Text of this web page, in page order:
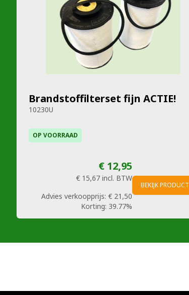
Brandstoffilterset fijn ACTIE!
10230U
OP VOORRAAD
€ 12,95
€ 15,67 incl. BTW
Advies verkoopprijs: € 21,50
Korting: 39.77%
BEKIJK PRODUCT